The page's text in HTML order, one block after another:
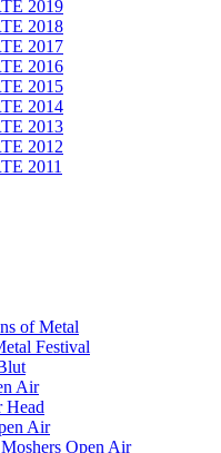
2019
2018
2017
2016
2015
2014
2013
2012
2011
of Metal
Festival
Air
Head
Air
Open Air